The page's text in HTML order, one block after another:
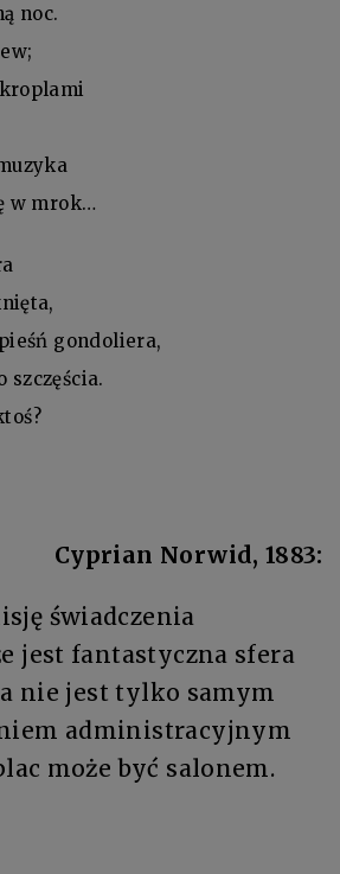
noc.
kroplami
w mrok…
gondoliera,
szczęścia.
Cyprian Norwid, 1883:
świadczenia
jest fantastyczna sfera
nie jest tylko samym
administracyjnym
może być salonem.